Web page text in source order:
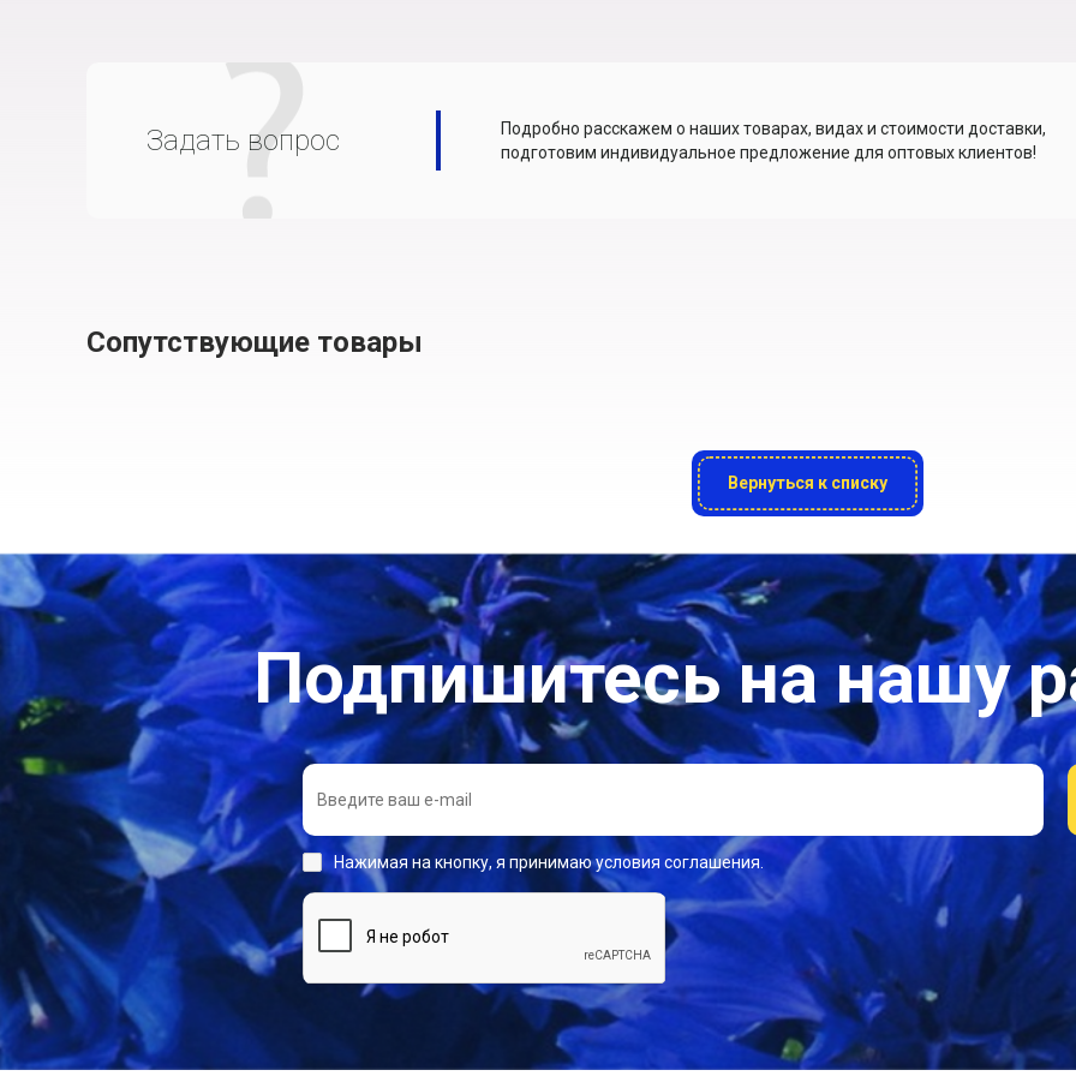
Задать вопрос
Подробно расскажем о наших товарах, видах и стоимости доставки,
подготовим индивидуальное предложение для оптовых клиентов!
Сопутствующие товары
Вернуться к списку
Подпишитесь на нашу
Нажимая на кнопку, я принимаю условия соглашения.